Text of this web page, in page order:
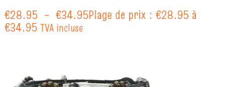
€28.95 – €34.95Plage de prix : €28.95 à
€34.95 TVA incluse